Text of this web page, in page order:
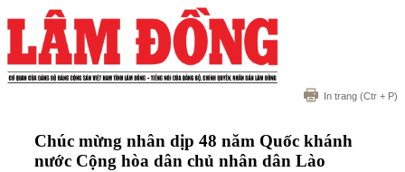
In trang (Ctr + P)
Chúc mừng nhân dịp 48 năm Quốc khánh
nước Cộng hòa dân chủ nhân dân Lào